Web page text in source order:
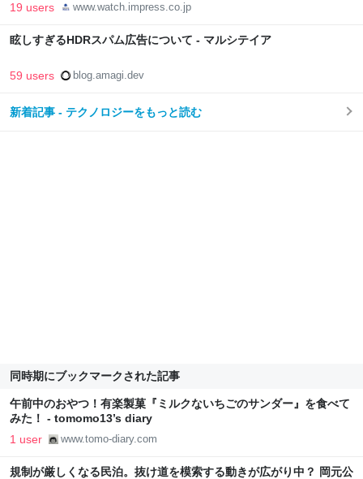
19 users www.watch.impress.co.jp
眩しすぎるHDRスパム広告について - マルシテイア
59 users blog.amagi.dev
新着記事 - テクノロジーをもっと読む
同時期にブックマークされた記事
午前中のおやつ！有楽製菓『ミルクないちごのサンダー』を食べて
みた！ - tomomo13’s diary
1 user www.tomo-diary.com
規制が厳しくなる民泊。抜け道を模索する動きが広がり中？ 岡元公